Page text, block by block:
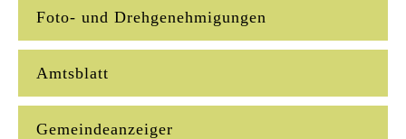
Foto- und Drehgenehmigungen
Amtsblatt
Gemeindeanzeiger